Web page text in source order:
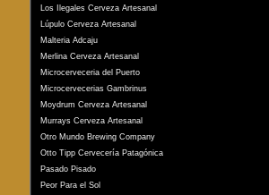
Los Ilegales Cerveza Artesanal
Lúpulo Cerveza Artesanal
Malteria Adcaju
Merlina Cerveza Artesanal
Microcerveceria del Puerto
Microcervecerias Gambrinus
Moydrum Cerveza Artesanal
Murrays Cerveza Artesanal
Otro Mundo Brewing Company
Otto Tipp Cervecería Patagónica
Pasado Pisado
Peor Para el Sol